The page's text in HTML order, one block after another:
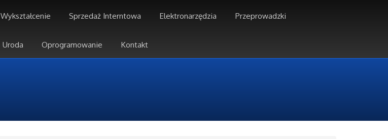
Wykształcenie Sprzedaż Interntowa Elektronarzędzia Przeprowadzki
Uroda Oprogramowanie Kontakt